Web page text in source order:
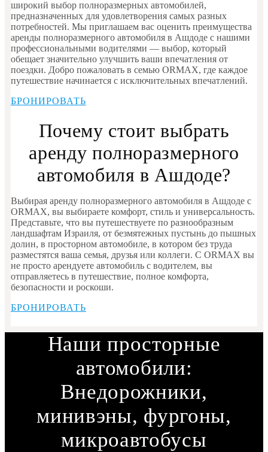
широкий выбор полноразмерных автомобилей,
предназначенных для удовлетворения самых разных
потребностей. Мы приглашаем вас оценить преимущества
аренды полноразмерного автомобиля в Ашдоде с нашими
профессиональными водителями — выбор, который
обещает значительно улучшить ваши впечатления от
поездки. Добро пожаловать в семью ORMAX, где каждое
путешествие начинается с исключительных впечатлений.
БРОНИРОВАТЬ
Почему стоит выбрать
аренду полноразмерного
автомобиля в Ашдоде?
Выбирая аренду полноразмерного автомобиля в Ашдоде с
ORMAX, вы выбираете комфорт, стиль и универсальность.
Представьте, что вы путешествуете по разнообразным
ландшафтам Израиля, от безмятежных пустынь до пышных
долин, в просторном автомобиле, в котором без труда
разместятся ваша семья, друзья или коллеги. С ORMAX вы
не просто арендуете автомобиль с водителем, вы
отправляетесь в путешествие, полное комфорта,
безопасности и роскоши.
БРОНИРОВАТЬ
Наши просторные
автомобили:
Внедорожники,
минивэны, фургоны,
микроавтобусы